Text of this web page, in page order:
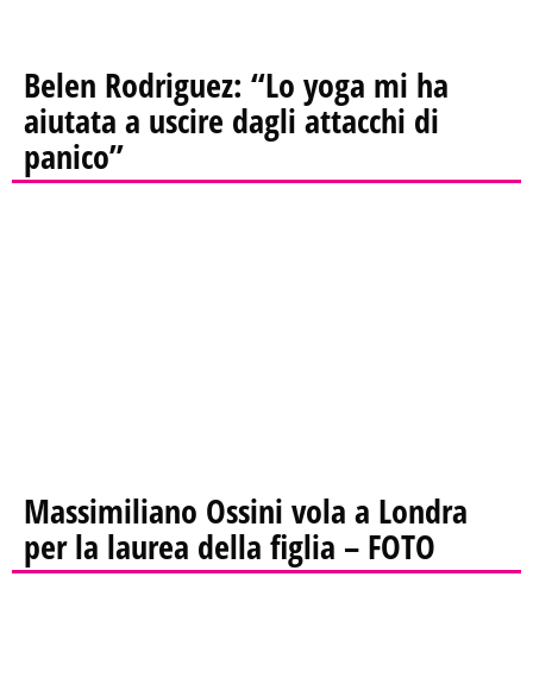
Belen Rodriguez: “Lo yoga mi ha
aiutata a uscire dagli attacchi di
panico”
Massimiliano Ossini vola a Londra
per la laurea della figlia – FOTO